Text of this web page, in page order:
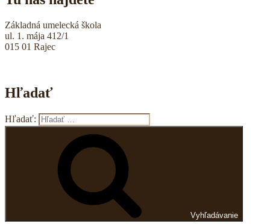
Základná umelecká škola
ul. 1. mája 412/1
015 01 Rajec
Hľadať
Hľadať:
Vyhľadávanie